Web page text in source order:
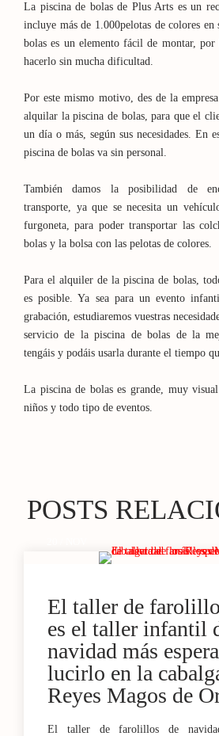
La piscina de bolas de Plus Arts es un
incluye más de 1.000pelotas de colores
bolas es un elemento fácil de montar,
hacerlo sin mucha dificultad.
Por este mismo motivo, des de la
alquilar la piscina de bolas, para que el
un día o más, según sus necesidades. En
piscina de bolas va sin personal.
También damos la posibilidad de
transporte, ya que se necesita un
furgoneta, para poder transportar las
bolas y la bolsa con las pelotas de colores.
Para el alquiler de la piscina de bolas,
es posible. Ya sea para un evento
grabación, estudiaremos vuestras
servicio de la piscina de bolas de la
tengáis y podáis usarla durante el tiempo
La piscina de bolas es grande, muy
niños y todo tipo de eventos.
POSTS
El taller de
es el taller infantil
navidad más
lucirlo en la
Reyes Magos de
El taller de farolillos de